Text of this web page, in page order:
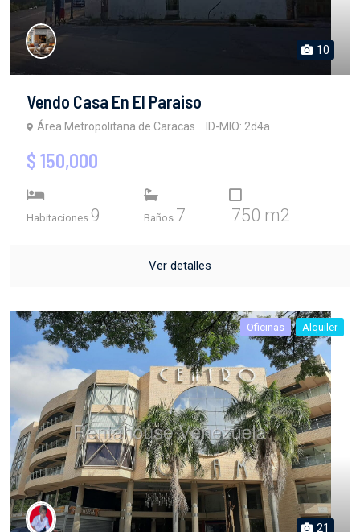
10
Vendo Casa En El Paraiso
Área Metropolitana de Caracas ID-MIO: 2d4a
$ 150,000
Habitaciones 9 Baños 7 750 m2
Ver detalles
Oficinas Alquiler
21